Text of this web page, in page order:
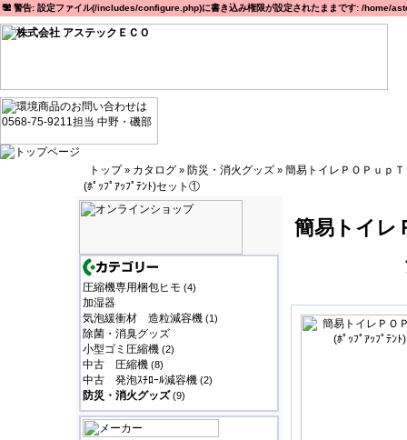
警告: 設定ファイル(/includes/configure.php)に書き込み権限が設定されたままです: /
トップ» カタログ » 防災・消火グッズ » 簡易トイレＰＯＰｕｐ
(ﾎﾟｯﾌﾟｱｯﾌﾟﾃﾝﾄ)セット①
圧縮機専用梱包ヒモ (4)
加湿器
気泡緩衝材 造粒減容機 (1)
除菌・消臭グッズ
小型ゴミ圧縮機 (2)
中古 圧縮機 (8)
中古 発泡ｽﾁﾛｰﾙ減容機 (2)
防災・消火グッズ(9)
簡易トイレ